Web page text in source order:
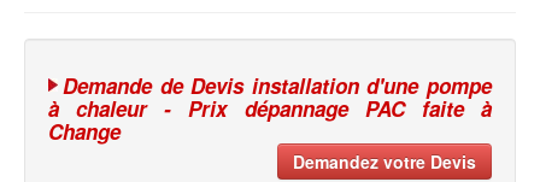
Demande de Devis installation d'une pompe
à chaleur - Prix dépannage PAC faite à
Change
Demandez votre Devis